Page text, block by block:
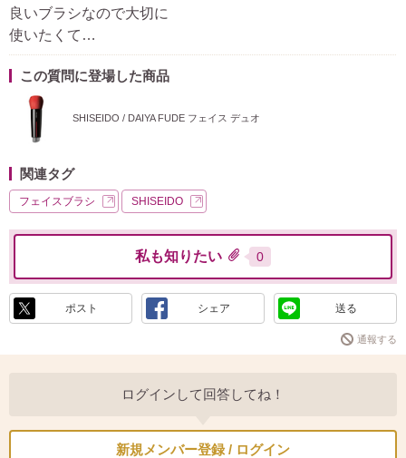
良いブラシなので大切に
使いたくて…
この質問に登場した商品
SHISEIDO / DAIYA FUDE フェイス デュオ
関連タグ
フェイスブラシ SHISEIDO
私も知りたい 0
ポスト シェア 送る
通報する
ログインして回答してね！
新規メンバー登録 / ログイン